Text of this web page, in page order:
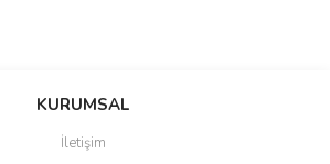
KURUMSAL
İletişim